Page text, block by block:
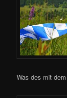
Was des mit